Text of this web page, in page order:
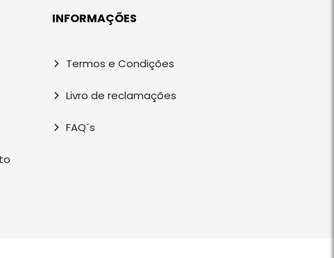
INFORMAÇÕES
Termos e Condições
Livro de reclamações
FAQ´s